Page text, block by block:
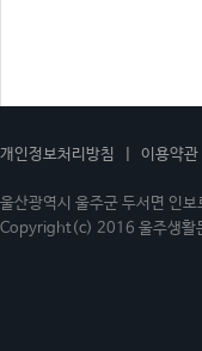
개인정보처리방침 이용약관
울산광역시 울주군 두서면
Copyright(c) 2016 울주생활